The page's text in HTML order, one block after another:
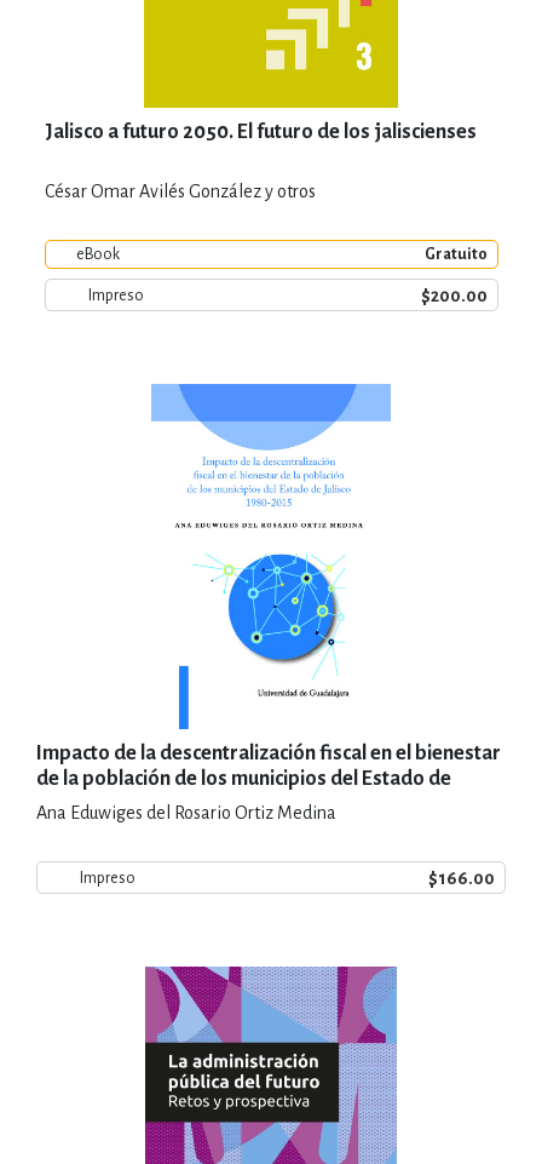
Jalisco a futuro 2050. El futuro de los jaliscienses
César Omar Avilés González y otros
eBook Gratuito
Impreso $200.00
Impacto de la descentralización fiscal en el bienestar
de la población de los municipios del Estado de
Jalisco 1980-2015
Ana Eduwiges del Rosario Ortiz Medina
Impreso $166.00